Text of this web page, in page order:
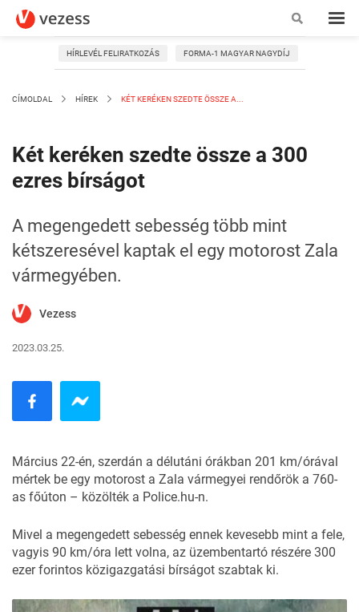
HÍRLEVÉL FELIRATKOZÁS FORMA-1 MAGYAR NAGYDÍJ
CÍMOLDAL HÍREK KÉT KERÉKEN SZEDTE ÖSSZE A...
Két keréken szedte össze a 300
ezres bírságot
A megengedett sebesség több mint
kétszeresével kaptak el egy motorost Zala
vármegyében.
Vezess
2023.03.25.
Március 22-én, szerdán a délutáni órákban 201 km/órával
mértek be egy motorost a Zala vármegyei rendőrök a 760-
as főúton – közölték a Police.hu-n.
Mivel a megengedett sebesség ennek kevesebb mint a fele,
vagyis 90 km/óra lett volna, az üzembentartó részére 300
ezer forintos közigazgatási bírságot szabtak ki.